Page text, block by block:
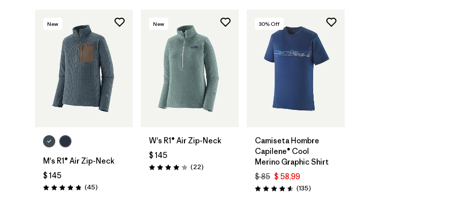
New
M's R1® Air Zip-Neck
$ 145
Valoración: 4.9 / 5
(45Comentarios
)
New
W's R1® Air Zip-Neck
$ 145
Valoración: 4.0 / 5
(22Comentarios
)
30% Off
Camiseta Hombre
Capilene® Cool
Merino Graphic Shirt
$ 85 $ 58,99
Valoración: 4.6 / 5
(135Comentarios
)